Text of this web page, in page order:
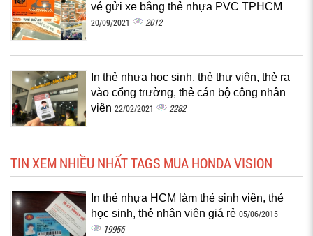
vé gửi xe bằng thẻ nhựa PVC TPHCM
20/09/2021 2012
In thẻ nhựa học sinh, thẻ thư viện, thẻ ra
vào cổng trường, thẻ cán bộ công nhân
viên 22/02/2021 2282
TIN XEM NHIỀU NHẤT TAGS MUA HONDA VISION
In thẻ nhựa HCM làm thẻ sinh viên, thẻ
học sinh, thẻ nhân viên giá rẻ 05/06/2015
19956